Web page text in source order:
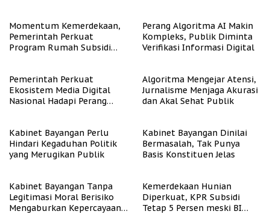
Momentum Kemerdekaan,
Pemerintah Perkuat
Program Rumah Subsidi
Perang Algoritma AI Makin
Kompleks, Publik Diminta
Verifikasi Informasi Digital
Pemerintah Perkuat
Ekosistem Media Digital
Nasional Hadapi Perang
Algoritma Mengejar Atensi,
Jurnalisme Menjaga Akurasi
dan Akal Sehat Publik
Kabinet Bayangan Perlu
Hindari Kegaduhan Politik
yang Merugikan Publik
Kabinet Bayangan Dinilai
Bermasalah, Tak Punya
Basis Konstituen Jelas
Kabinet Bayangan Tanpa
Legitimasi Moral Berisiko
Mengaburkan Kepercayaan
Kemerdekaan Hunian
Diperkuat, KPR Subsidi
Tetap 5 Persen meski BI